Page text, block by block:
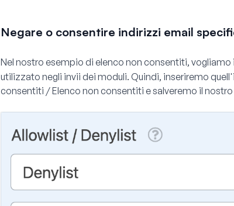
Negare o consentire indirizzi email
Nel nostro esempio di elenco non consentiti,
utilizzato negli invii dei moduli. Quindi, inseriremo
consentiti / Elenco non consentiti e salveremo il